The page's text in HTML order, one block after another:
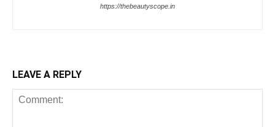
https://thebeautyscope.in
LEAVE A REPLY